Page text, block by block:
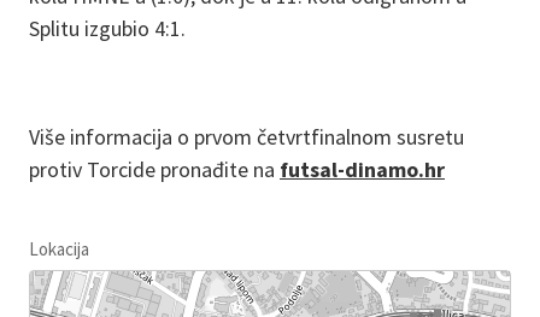
Splitu izgubio 4:1.
Više informacija o prvom četvrtfinalnom susretu
protiv Torcide pronađite na futsal-dinamo.hr
Lokacija